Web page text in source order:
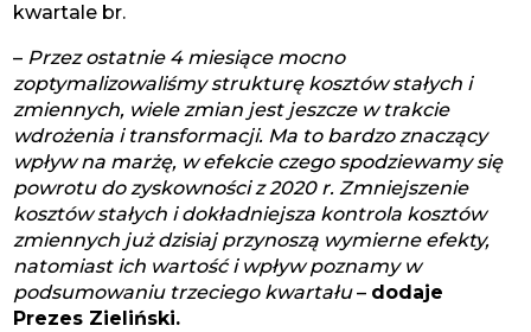
kwartale br.
– Przez ostatnie 4 miesiące mocno
zoptymalizowaliśmy strukturę kosztów stałych i
zmiennych, wiele zmian jest jeszcze w trakcie
wdrożenia i transformacji. Ma to bardzo znaczący
wpływ na marżę, w efekcie czego spodziewamy się
powrotu do zyskowności z 2020 r. Zmniejszenie
kosztów stałych i dokładniejsza kontrola kosztów
zmiennych już dzisiaj przynoszą wymierne efekty,
natomiast ich wartość i wpływ poznamy w
podsumowaniu trzeciego kwartału– dodaje
Prezes Zieliński.